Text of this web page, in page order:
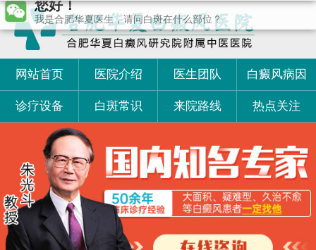
网站首页 医院介绍 医生团队 白癜风病因
诊疗设备 白斑常识 来院路线 热点关注